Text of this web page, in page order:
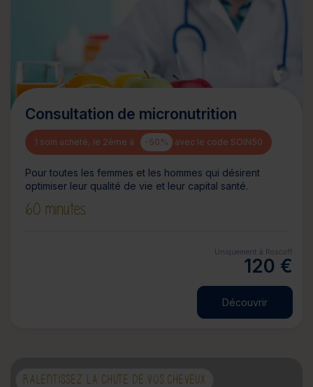
Consultation de micronutrition
1 soin acheté, le 2ème à -50% avec le code SOIN50
Pour toutes les femmes et les hommes qui désirent
optimiser leur qualité de vie et leur capital santé.
60 minutes
Uniquement à Roscoff
120 €
Découvrir
RALENTISSEZ LA CHUTE DE VOS CHEVEUX